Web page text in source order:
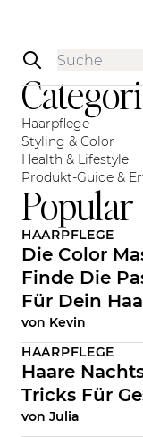
Sidebar
Haarpflege
Styling & Color
Health & Lifestyle
Produkt-Guide &
Popular
HAARPFLEGE
Die Color
Finde Die
Für Dein
von Kevin
HAARPFLEGE
Haare
Tricks Für
von Julia